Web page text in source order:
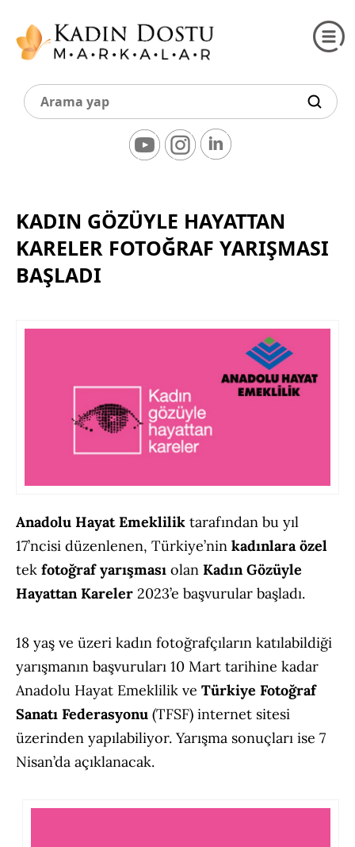
KADIN GÖZÜYLE HAYATTAN
KARELER FOTOĞRAF YARIŞMASI
BAŞLADI
Anadolu Hayat Emeklilik tarafından bu yıl
17’ncisi düzenlenen, Türkiye’nin kadınlara özel
tek fotoğraf yarışması olan Kadın Gözüyle
Hayattan Kareler 2023’e başvurular başladı.
18 yaş ve üzeri kadın fotoğrafçıların katılabildiği
yarışmanın başvuruları 10 Mart tarihine kadar
Anadolu Hayat Emeklilik ve Türkiye Fotoğraf
Sanatı Federasyonu (TFSF) internet sitesi
üzerinden yapılabiliyor. Yarışma sonuçları ise 7
Nisan’da açıklanacak.